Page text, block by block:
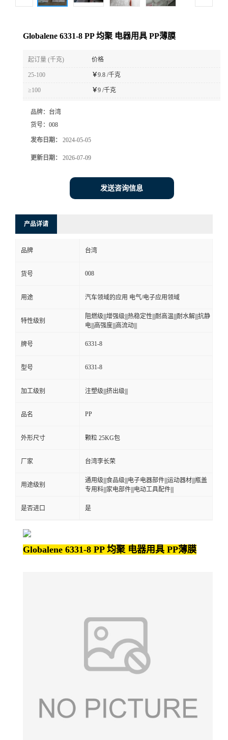
式
在
线
Globalene 6331-8 PP 均聚 电器用具 PP薄膜
起订量 (千克) 价格
25-100 ￥9.8 /千克
≥100 ￥9 /千克
品牌： 台湾
货号： 008
发布日期： 2024-05-05
更新日期： 2026-07-09
发送咨询信息
产品详请
品牌 台湾
货号 008
用途 汽车领域的应用 电气/电子应用领域
特性级别
阻燃级|||增强级|||热稳定性|||耐高温|||耐水解|||抗静
电|||高强度|||高流动|||
牌号 6331-8
型号 6331-8
加工级别 注塑级|||挤出级|||
品名 PP
外形尺寸 颗粒 25KG包
厂家 台湾李长荣
用途级别
通用级|||食品级|||电子电器部件|||运动器材|||瓶盖
专用料|||家电部件|||电动工具配件|||
是否进口 是
Globalene 6331-8 PP 均聚 电器用具 PP薄膜